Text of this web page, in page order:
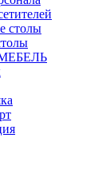
столы